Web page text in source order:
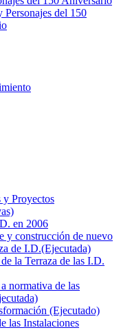
Personajes del 150
y Proyectos
en 2006
y construcción de nuevo
de I.D.(Ejecutada)
la Terraza de las I.D.
normativa de las
(Ejecutado)
las Instalaciones